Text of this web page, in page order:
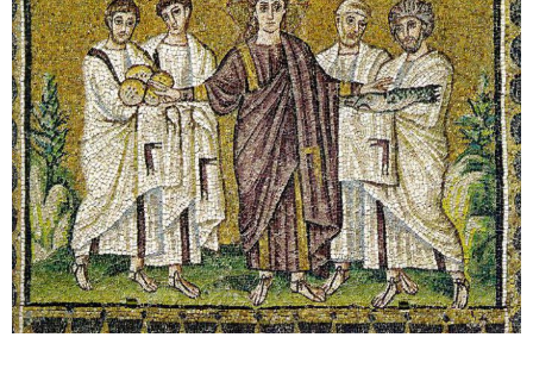
Кстати, это не просто некий незначительный факт
из церковной жизни. «Хлебная» проблема была
одной из самых горячих, порождала
ожесточенные споры в религиозной среде в ту
эпоху. Дело в том, что греческая христианская
церковь традиционно рассматривала хлеб,
предназначенный для причастия как кислый,
квасной. К этому были свои причины, поскольку
даже в библейских источниках назывался он artos,
что означало пшеничный хлеб, поднявшийся на
закваске.